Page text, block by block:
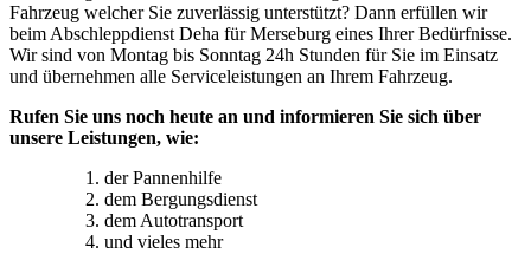
Fahrzeug welcher Sie zuverlässig unterstützt? Dann erfüllen wir
beim Abschleppdienst Deha für Merseburg eines Ihrer Bedürfnisse.
Wir sind von Montag bis Sonntag 24h Stunden für Sie im Einsatz
und übernehmen alle Serviceleistungen an Ihrem Fahrzeug.
Rufen Sie uns noch heute an und informieren Sie sich über
unsere Leistungen, wie:
der Pannenhilfe
dem Bergungsdienst
dem Autotransport
und vieles mehr